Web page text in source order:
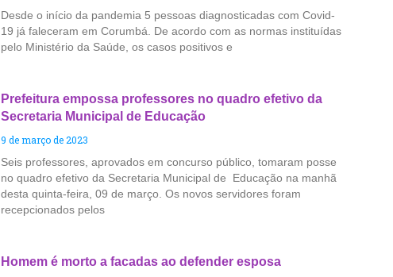
Desde o início da pandemia 5 pessoas diagnosticadas com Covid-
19 já faleceram em Corumbá. De acordo com as normas instituídas
pelo Ministério da Saúde, os casos positivos e
Prefeitura empossa professores no quadro efetivo da
Secretaria Municipal de Educação
9 de março de 2023
Seis professores, aprovados em concurso público, tomaram posse
no quadro efetivo da Secretaria Municipal de Educação na manhã
desta quinta-feira, 09 de março. Os novos servidores foram
recepcionados pelos
Homem é morto a facadas ao defender esposa